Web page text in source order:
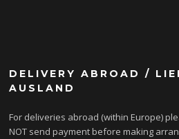
DELIVERY ABROAD /
AUSLAND
For deliveries abroad (within Europe)
NOT send payment before making